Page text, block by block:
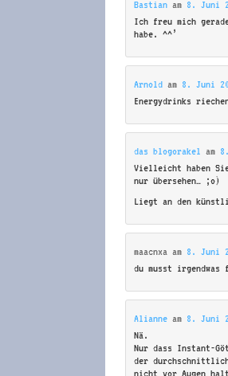
Bastian am 8. Juni
Ich freu mich
habe. ^^’
Arnold am 8. Juni
Energydrinks
das blogorakel am
Vielleicht haben
nur übersehen… ;o)
Liegt an den
maacnxa am 8. Juni
du musst irgendwas
Alianne am 8. Juni
Nä.
Nur dass Instant-
der durchschnittlich
nicht vor Augen